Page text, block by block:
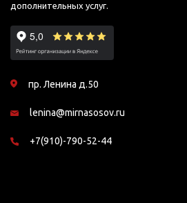
дополнительных услуг.
пр. Ленина д.50
lenina@mirnasosov.ru
+7(910)-790-52-44